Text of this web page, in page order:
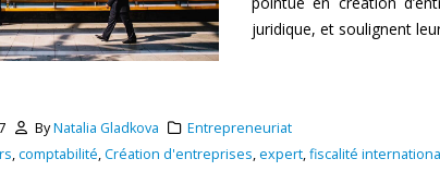
juridique, et soulignent
ByNatalia Gladkova
Entrepreneuriat
,comptabilité,Création d'entreprises,expert,fiscalité